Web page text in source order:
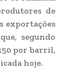
de
exportações
segundo
por barril,
hoje.